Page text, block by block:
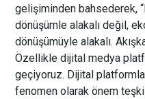
gelişiminden bahsederek,
dönüşümle alakalı değil,
dönüşümüyle alakalı.
Özellikle dijital medya
geçiyoruz. Dijital
fenomen olarak önem